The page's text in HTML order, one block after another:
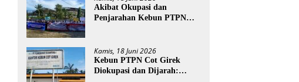
Akibat Okupasi dan
Penjarahan Kebun PTPN
Kamis, 18 Juni 2026
Kebun PTPN Cot Girek
Diokupasi dan Dijarah: